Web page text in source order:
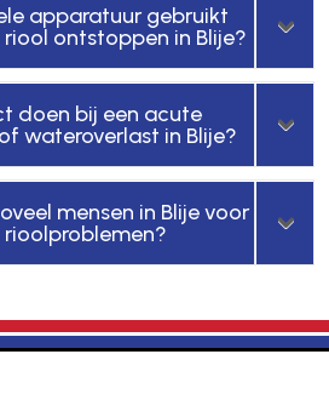
apparatuur gebruikt
ontstoppen in Blije?
doen bij een acute
wateroverlast in Blije?
mensen in Blije voor